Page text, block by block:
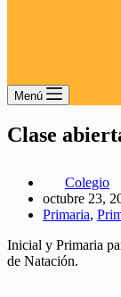
Menú
Clase
Colegio
octubre 23,
Primaria,
Inicial y Primaria
de Natación.